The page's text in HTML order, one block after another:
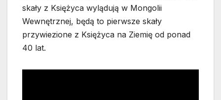
skały z Księżyca wylądują w Mongolii
Wewnętrznej, będą to pierwsze skały
przywiezione z Księżyca na Ziemię od ponad
40 lat.